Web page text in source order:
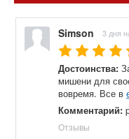
Simson 3 дня
Достоинства:
мишени для
вовремя. Все в
Комментарий:
Отзывы